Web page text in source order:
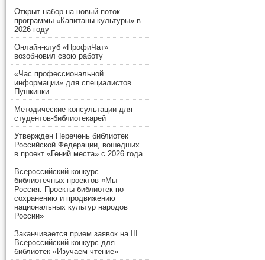
Открыт набор на новый поток
программы «Капитаны культуры» в
2026 году
Онлайн-клуб «ПрофиЧат»
возобновил свою работу
«Час профессиональной
информации» для специалистов
Пушкинки
Методические консультации для
студентов-библиотекарей
Утвержден Перечень библиотек
Российской Федерации, вошедших
в проект «Гений места» с 2026 года
Всероссийский конкурс
библиотечных проектов «Мы –
Россия. Проекты библиотек по
сохранению и продвижению
национальных культур народов
России»
Заканчивается прием заявок на III
Всероссийский конкурс для
библиотек «Изучаем чтение»